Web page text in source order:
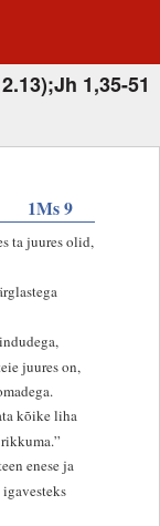
1,35-51
1Ms 9
ta juures olid,
juures on,
kõike liha
enese ja